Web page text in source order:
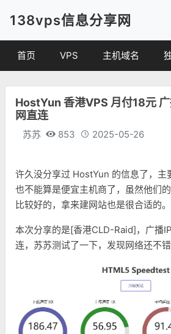
138vps信息分享网
首页 VPS
便宜VPS
主机域名
虚拟主机
HostYun 香港VPS 月付18元
网直连
苏苏 853 2025-05-26
许久没分享过 HostYun 的信息了，主
也不能算是便宜主机商了，虽然他们
比较好的，拿来建网站也是很合适的。
本次分享的是[香港CLD-Raid]，广播
连，苏苏测试了一下，发现网络还不